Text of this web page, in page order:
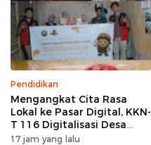
Pendidikan
Mengangkat Cita Rasa
Lokal ke Pasar Digital, KKN-
T 116 Digitalisasi Desa
UNHAS Ciptakan UMKM
17 jam yang lalu